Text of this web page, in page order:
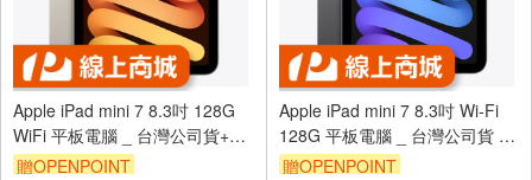
Apple iPad mini 7 8.3吋 128G
WiFi 平板電腦 _ 台灣公司貨+專
用 (保貼+背蓋)
贈OPENPOINT
Apple iPad mini 7 8.3吋 Wi-Fi
128G 平板電腦 _ 台灣公司貨 ＋
專用(保貼＋保套)
贈OPENPOINT